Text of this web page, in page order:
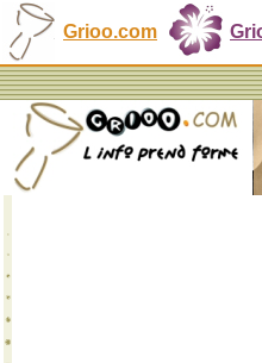
Grioo.com